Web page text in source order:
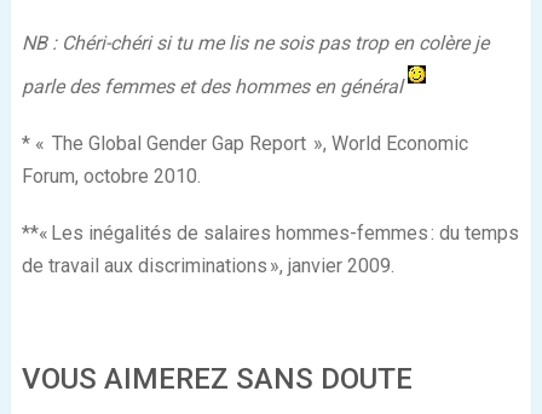
NB : Chéri-chéri si tu me lis ne sois pas trop en colère je
parle des femmes et des hommes en général
* « The Global Gender Gap Report », World Economic
Forum, octobre 2010.
**« Les inégalités de salaires hommes-femmes : du temps
de travail aux discriminations », janvier 2009.
VOUS AIMEREZ SANS DOUTE